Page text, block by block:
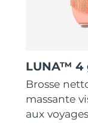
LUNA™ 4
Brosse
massante
aux voyages